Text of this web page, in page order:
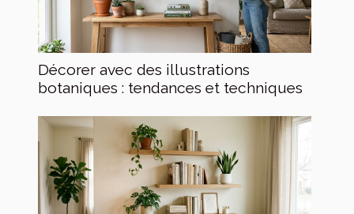
Décorer avec des illustrations
botaniques : tendances et techniques